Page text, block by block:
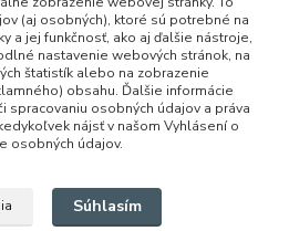
(aj osobných), ktoré sú potrebné na
a jej funkčnosť, ako aj ďalšie nástroje,
nastavenie webových stránok, na
štatistík alebo na zobrazenie
obsahu. Ďalšie informácie
spracovaniu osobných údajov a práva
nájsť v našom Vyhlásení o
osobných údajov.
Súhlasím